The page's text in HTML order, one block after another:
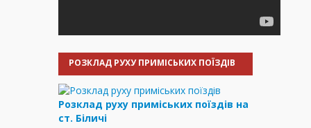
РОЗКЛАД РУХУ ПРИМІСЬКИХ ПОЇЗДІВ
Розклад руху приміських поїздів на
ст. Біличі